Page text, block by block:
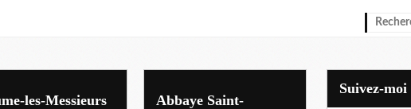
les-Messieurs
Abbaye Saint-
Suivez-moi